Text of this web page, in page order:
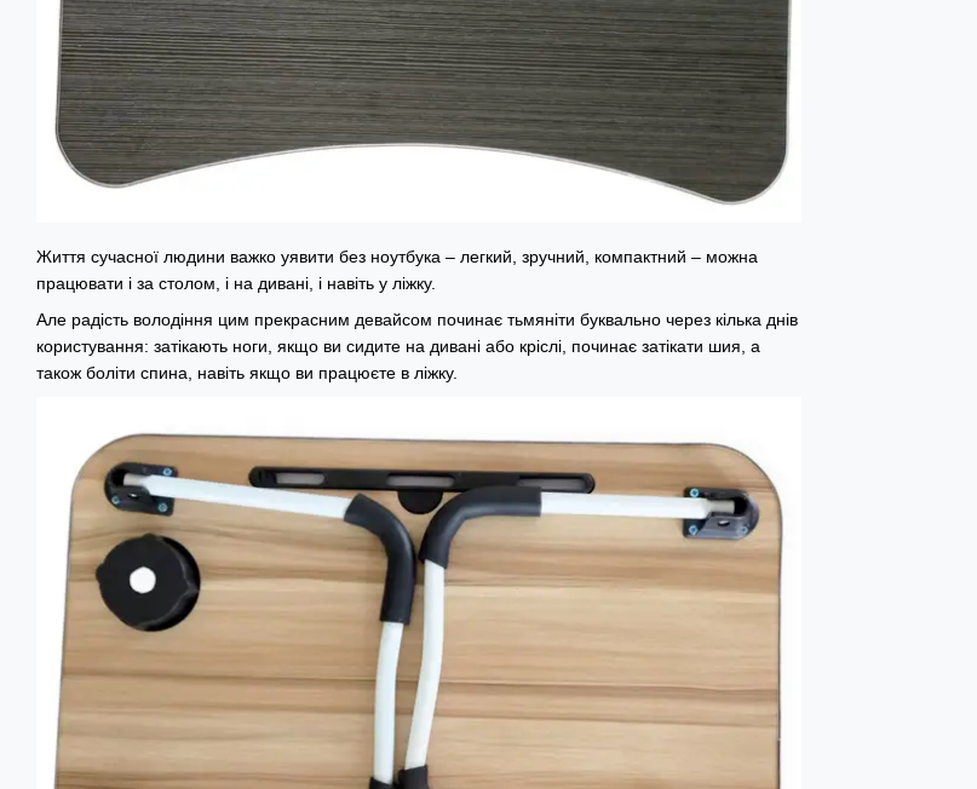
Життя сучасної людини важко уявити без ноутбука – легкий, зручний, компактний – можна
працювати і за столом, і на дивані, і навіть у ліжку.
Але радість володіння цим прекрасним девайсом починає тьмяніти буквально через кілька днів
користування: затікають ноги, якщо ви сидите на дивані або кріслі, починає затікати шия, а
також боліти спина, навіть якщо ви працюєте в ліжку.